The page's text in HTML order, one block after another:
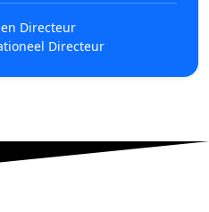
Directeur
Directeur